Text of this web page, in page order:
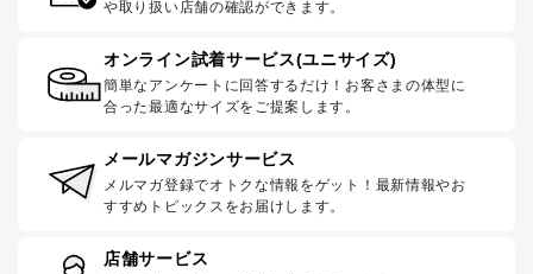
や取り扱い店舗の確認ができます。
オンライン試着サービス(ユニサイズ)
簡単なアンケートに回答するだけ！お客さまの体型に
合った最適なサイズをご提案します。
メールマガジンサービス
メルマガ登録でオトクな情報をゲット！最新情報やお
すすめトピックスをお届けします。
店舗サービス